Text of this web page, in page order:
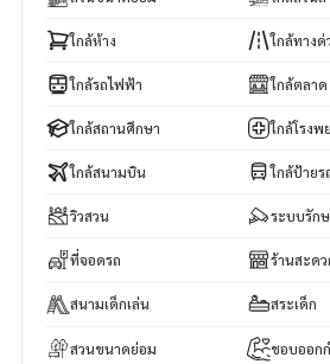
ติดต่อคุณแม็กซ์
📸 แคปหน้าจอ หรือก๊อปลิงก์โพสต์นี้
💬 ส่งมาทาง Line เพื่อสอบถาม/นัดดูห้องได้
🆔 Line ID: @bestproperty
www.bestpropertycenter.com
รับฝากขายอสังหาฯทุกประเภท
📢 ทำการตลาดให้ “ฟรี” ไม่มีค่าใช้จ่าย จน
#ให้เช่าบ้านเดี่ยว
#บ้านเลียบคลองสอง
ใกล้ห้าง ใกล้ทางด่
ใกล้รถไฟฟ้า ใกล้ตลาด
ใกล้สถานศึกษา ใกล้โรงพ
ใกล้สนามบิน ใกล้ป้ายร
วิวสวน ระบบรัก
ที่จอดรถ ร้านสะด
สนามเด็กเล่น สระเด็ก
สวนขนาดย่อม ชอบออก